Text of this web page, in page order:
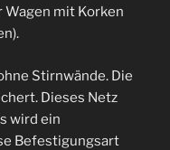
Wagen mit Korken
Stirnwände. Die
Dieses Netz
wird ein
Befestigungsart